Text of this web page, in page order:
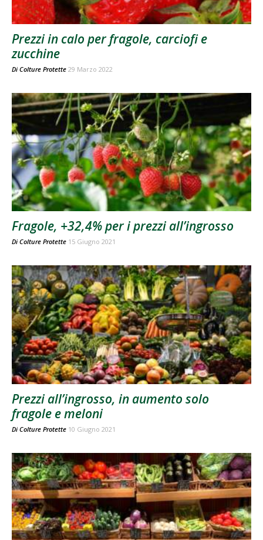
Prezzi in calo per fragole, carciofi e
zucchine
Di Colture Protette 29 Marzo 2022
Fragole, +32,4% per i prezzi all’ingrosso
Di Colture Protette 15 Giugno 2021
Prezzi all’ingrosso, in aumento solo
fragole e meloni
Di Colture Protette 10 Giugno 2021